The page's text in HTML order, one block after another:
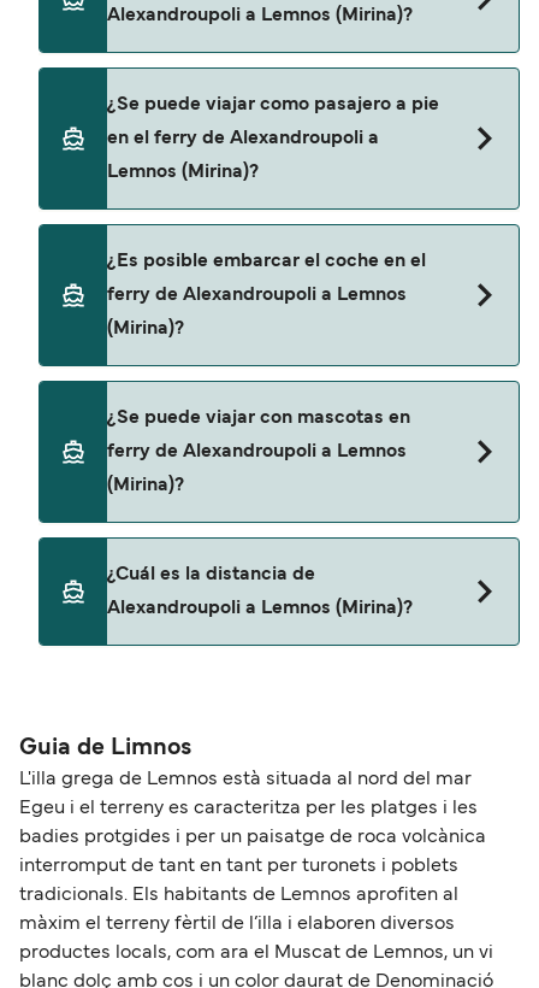
Alexandroupoli a Lemnos (Mirina)?
Lemnos (Mirina) a través de nuestro buscador de
ferry online. Además, también puedes consultar
nuestra página de ofertas para descrubrir las
últimas promociones y descuentos de las
¿Se puede viajar como pasajero a pie
en el ferry de Alexandroupoli a
Lemnos (Mirina)?
Alexandroupoli a Lemnos (Mirina) con:
Cyclades Fast Ferries
¿Es posible embarcar el coche en el
ferry de Alexandroupoli a Lemnos
(Mirina)?
Alexandroupoli a Lemnos (Mirina) con
Cyclades Fast Ferries
¿Se puede viajar con mascotas en
ferry de Alexandroupoli a Lemnos
(Mirina)?
¿Cuál es la distancia de
Alexandroupoli a Lemnos (Mirina)?
Guia de Limnos
L'illa grega de Lemnos està situada al nord del mar
Egeu i el terreny es caracteritza per les platges i les
badies protgides i per un paisatge de roca volcànica
interromput de tant en tant per turonets i poblets
tradicionals. Els habitants de Lemnos aprofiten al
màxim el terreny fèrtil de l’illa i elaboren diversos
productes locals, com ara el Muscat de Lemnos, un vi
blanc dolç amb cos i un color daurat de Denominació